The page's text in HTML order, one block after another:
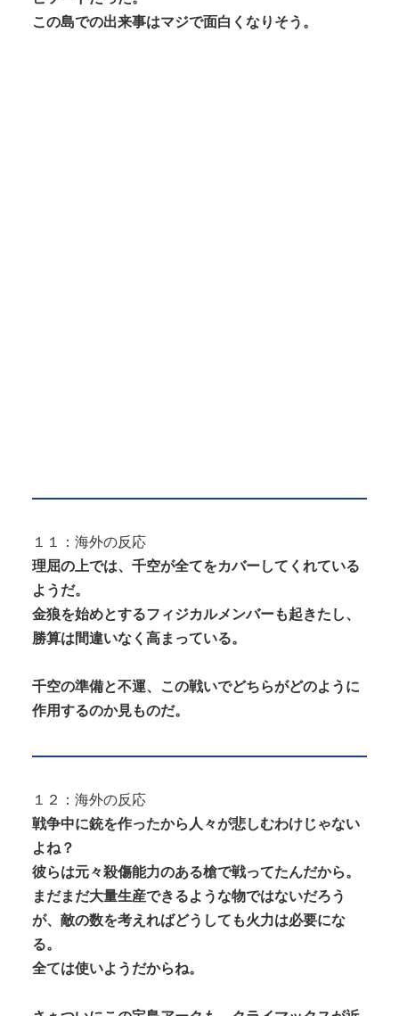
この島での出来事はマジで面白くなりそう。
１１：海外の反応
理屈の上では、千空が全てをカバーしてくれている
ようだ。
金狼を始めとするフィジカルメンバーも起きたし、
勝算は間違いなく高まっている。
千空の準備と不運、この戦いでどちらがどのように
作用するのか見ものだ。
１２：海外の反応
戦争中に銃を作ったから人々が悲しむわけじゃない
よね？
彼らは元々殺傷能力のある槍で戦ってたんだから。
まだまだ大量生産できるような物ではないだろう
が、敵の数を考えればどうしても火力は必要にな
る。
全ては使いようだからね。